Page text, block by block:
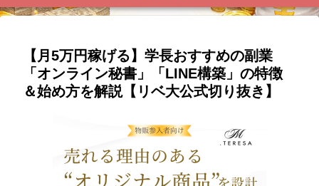
【月5万円稼げる】学長おすすめの副業
「オンライン秘書」「LINE構築」の特徴
＆始め方を解説【リベ大公式切り抜き】